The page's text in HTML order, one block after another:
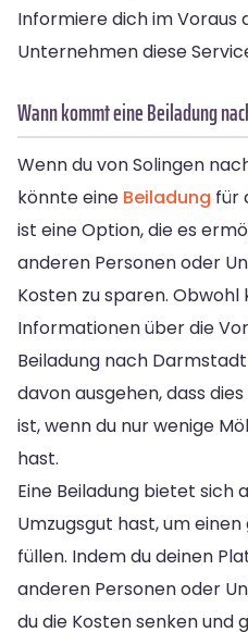
Informiere dich im Voraus
Unternehmen diese
Wann kommt eine Beiladung
Wenn du von Solingen
könnte eine Beiladung für
ist eine Option, die es
anderen Personen oder
Kosten zu sparen.
Informationen über die
Beiladung nach
davon ausgehen, dass
ist, wenn du nur wenige
hast.
Eine Beiladung bietet sich
Umzugsgut hast, um
füllen. Indem du deinen
anderen Personen oder
du die Kosten senken und